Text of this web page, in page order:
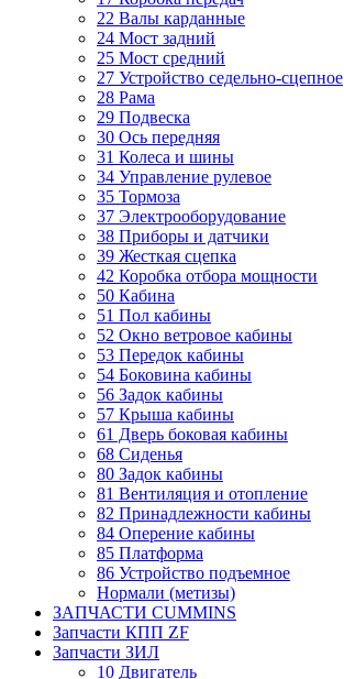
22 Валы карданные
24 Мост задний
25 Мост средний
27 Устройство седельно-сцепное
28 Рама
29 Подвеска
30 Ось передняя
31 Колеса и шины
34 Управление рулевое
35 Тормоза
37 Электрооборудование
38 Приборы и датчики
39 Жесткая сцепка
42 Коробка отбора мощности
50 Кабина
51 Пол кабины
52 Окно ветровое кабины
53 Передок кабины
54 Боковина кабины
56 Задок кабины
57 Крыша кабины
61 Дверь боковая кабины
68 Сиденья
80 Задок кабины
81 Вентиляция и отопление
82 Принадлежности кабины
84 Оперение кабины
85 Платформа
86 Устройство подъемное
Нормали (метизы)
ЗАПЧАСТИ CUMMINS
Запчасти КПП ZF
Запчасти ЗИЛ
10 Двигатель